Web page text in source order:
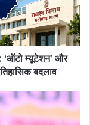
‘ऑटो म्यूटेशन’ और
बदलाव